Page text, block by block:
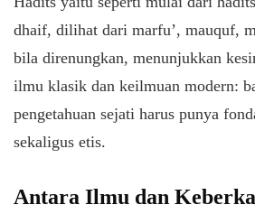
dhaif, dilihat dari marfu’, mauquf,
bila direnungkan, menunjukkan
ilmu klasik dan keilmuan modern:
pengetahuan sejati harus punya
sekaligus etis.
Antara Ilmu dan